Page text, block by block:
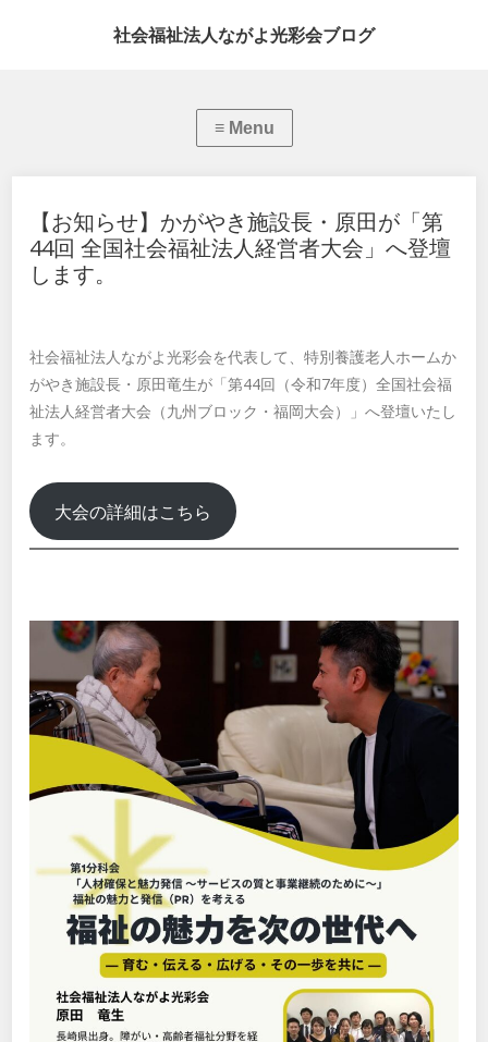
社会福祉法人ながよ光彩会ブログ
【お知らせ】かがやき施設長・原田が「第
44回 全国社会福祉法人経営者大会」へ登壇
します。
社会福祉法人ながよ光彩会を代表して、特別養護老人ホームか
がやき施設長・原田竜生が「第44回（令和7年度）全国社会福
祉法人経営者大会（九州ブロック・福岡大会）」へ登壇いたし
ます。
大会の詳細はこちら